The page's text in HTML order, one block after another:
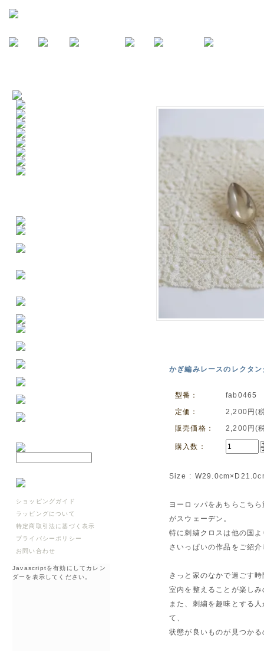
かぎ編みレースのレクタ
型番：
fab0465
定価：
2,200円(
販売価格：
2,200円(
購入数：
Size :
ヨーロッパをあちらこち
がスウェーデン。
特に刺繍クロスは他の国
さいっぱいの作品をご紹
きっと家のなかで過ごす
室内を整えることが楽し
また、刺繍を趣味とする
て、
状態が良いものが見つか
ショッピングガイド
ラッピングについて
特定商取引法に基づく表示
プライバシーポリシー
お問い合わせ
Javascriptを有効にしてカレン
ダーを表示してください。